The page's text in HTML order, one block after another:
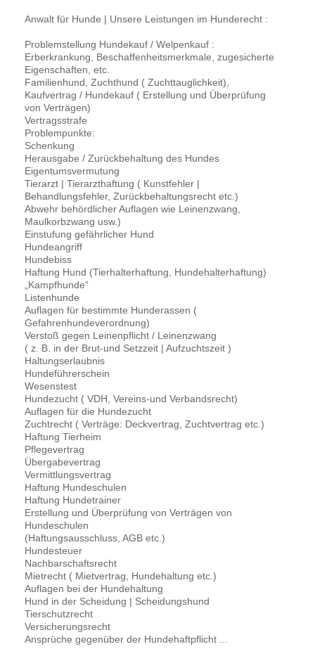
Anwalt für Hunde | Unsere Leistungen im Hunderecht :
Problemstellung Hundekauf / Welpenkauf :
Erberkrankung, Beschaffenheitsmerkmale, zugesicherte
Eigenschaften, etc.
Familienhund, Zuchthund ( Zuchttauglichkeit),
Kaufvertrag / Hundekauf ( Erstellung und Überprüfung
von Verträgen)
Vertragsstrafe
Problempunkte:
Schenkung
Herausgabe / Zurückbehaltung des Hundes
Eigentumsvermutung
Tierarzt | Tierarzthaftung ( Kunstfehler |
Behandlungsfehler, Zurückbehaltungsrecht etc.)
Abwehr behördlicher Auflagen wie Leinenzwang,
Maulkorbzwang usw.)
Einstufung gefährlicher Hund
Hundeangriff
Hundebiss
Haftung Hund (Tierhalterhaftung, Hundehalterhaftung)
„Kampfhunde“
Listenhunde
Auflagen für bestimmte Hunderassen (
Gefahrenhundeverordnung)
Verstoß gegen Leinenpflicht / Leinenzwang
( z. B. in der Brut-und Setzzeit | Aufzuchtszeit )
Haltungserlaubnis
Hundeführerschein
Wesenstest
Hundezucht ( VDH, Vereins-und Verbandsrecht)
Auflagen für die Hundezucht
Zuchtrecht ( Verträge: Deckvertrag, Zuchtvertrag etc.)
Haftung Tierheim
Pflegevertrag
Übergabevertrag
Vermittlungsvertrag
Haftung Hundeschulen
Haftung Hundetrainer
Erstellung und Überprüfung von Verträgen von
Hundeschulen
(Haftungsausschluss, AGB etc.)
Hundesteuer
Nachbarschaftsrecht
Mietrecht ( Mietvertrag, Hundehaltung etc.)
Auflagen bei der Hundehaltung
Hund in der Scheidung | Scheidungshund
Tierschutzrecht
Versicherungsrecht
Ansprüche gegenüber der Hundehaftpflicht ...